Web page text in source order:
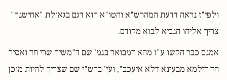
ולפי"ז נראה דדעת המהרש"א והטו"א הוא דגם בגאולת "אחישנה"
צריך אליהו הנביא לבוא מקודם.
אמנם כבר הקשו ע"ז מהא דמבואר בגמ' שם ד"משיח שרי חד ואסיר
חד דילמא מבעינא דלא איעכב", ועי' ברש"י שם שצריך להיות מוכן